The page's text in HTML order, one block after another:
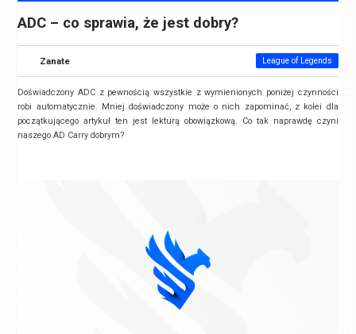
ADC – co sprawia, że jest dobry?
Zanate League of Legends
Doświadczony ADC z pewnością wszystkie z wymienionych poniżej czynności
robi automatycznie. Mniej doświadczony może o nich zapominać, z kolei dla
początkującego artykuł ten jest lekturą obowiązkową. Co tak naprawdę czyni
naszego AD Carry dobrym?